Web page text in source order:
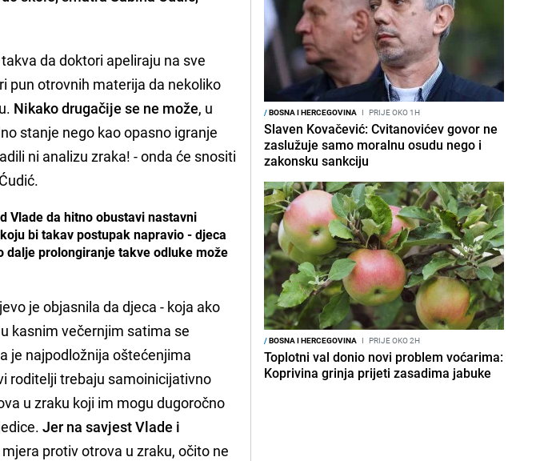
da doktori apeliraju na sve
pun otrovnih materija da nekoliko
Nikako drugačije se ne može, u
stanje nego kao opasno igranje
ni analizu zraka! - onda će snositi
Vlade da hitno obustavi nastavni
bi takav postupak napravio - djeca
dalje prolongiranje takve odluke može
je objasnila da djeca - koja ako
kasnim večernjim satima se
je najpodložnija oštećenjima
roditelji trebaju samoinicijativno
u zraku koji im mogu dugoročno
Jer na savjest Vlade i
protiv otrova u zraku, očito ne
/BOSNA I HERCEGOVINA I PRIJE OKO 1H
Slaven Kovačević: Cvitanovićev govor ne
zaslužuje samo moralnu osudu nego i
zakonsku sankciju
/BOSNA I HERCEGOVINA I PRIJE OKO 2H
Toplotni val donio novi problem voćarima:
Koprivina grinja prijeti zasadima jabuke